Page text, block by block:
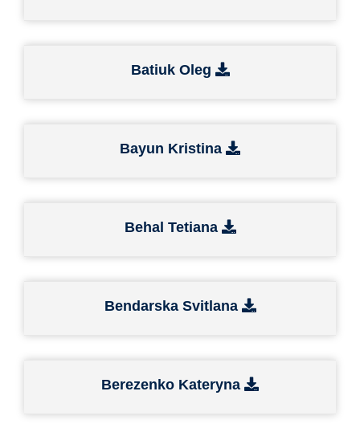
Batiuk Oleg
Bayun Kristina
Behal Tetiana
Bendarska Svitlana
Berezenko Kateryna